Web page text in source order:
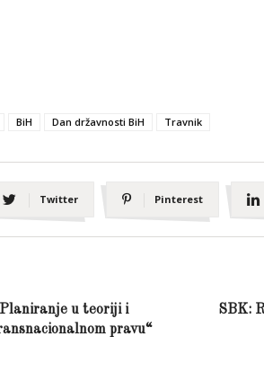
BiH Dan državnosti BiH Travnik
Twitter Pinterest
u teoriji i
pravu“
SBK: